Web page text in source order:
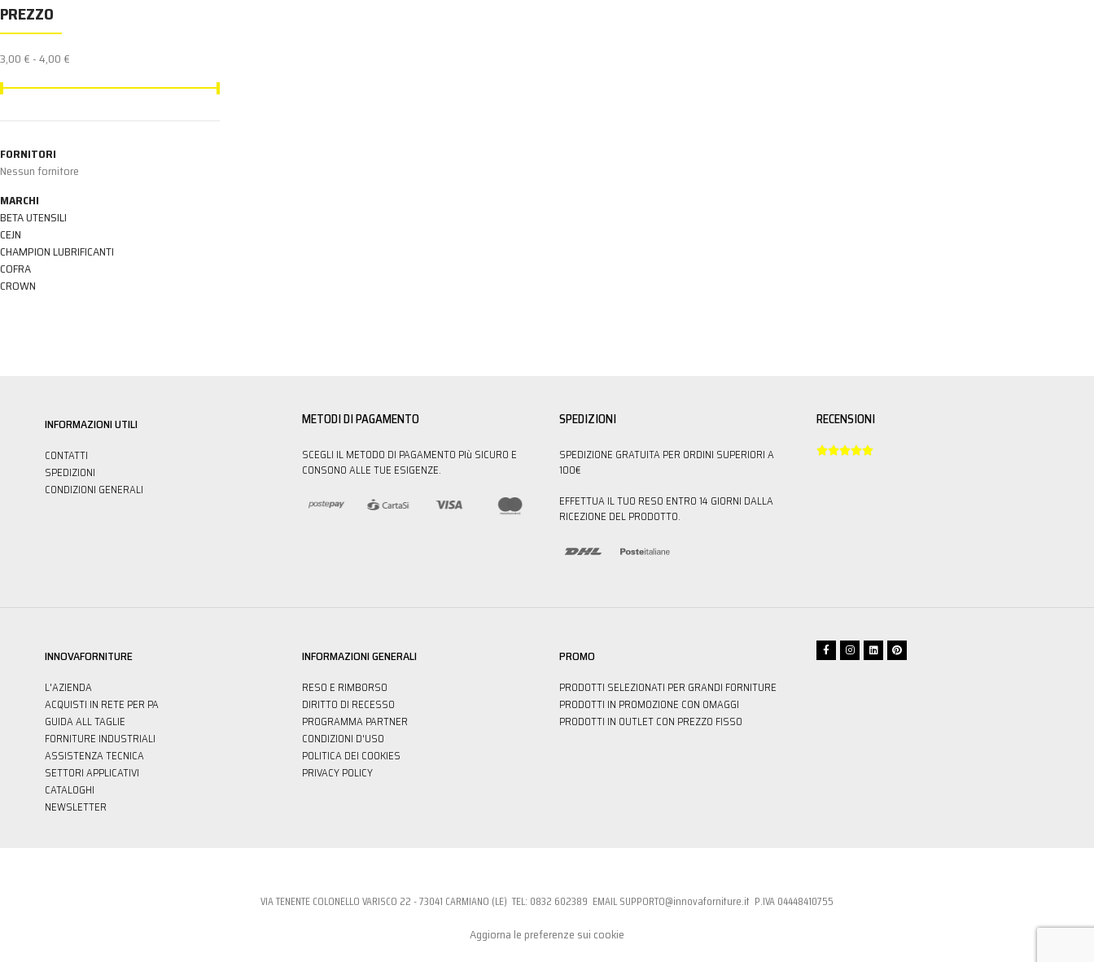
PREZZO
3,00 € - 4,00 €
FORNITORI
Nessun fornitore
MARCHI
BETA UTENSILI
CEJN
CHAMPION LUBRIFICANTI
COFRA
CROWN
INFORMAZIONI UTILI
CONTATTI
SPEDIZIONI
CONDIZIONI GENERALI
METODI DI PAGAMENTO
SCEGLI IL METODO DI PAGAMENTO PIù SICURO E
CONSONO ALLE TUE ESIGENZE.
SPEDIZIONI
SPEDIZIONE GRATUITA PER ORDINI SUPERIORI A
100€
EFFETTUA IL TUO RESO ENTRO 14 GIORNI DALLA
RICEZIONE DEL PRODOTTO.
RECENSIONI

INNOVAFORNITURE
L'AZIENDA
ACQUISTI IN RETE PER PA
GUIDA ALL TAGLIE
FORNITURE INDUSTRIALI
ASSISTENZA TECNICA
SETTORI APPLICATIVI
CATALOGHI
NEWSLETTER
INFORMAZIONI GENERALI
RESO E RIMBORSO
DIRITTO DI RECESSO
PROGRAMMA PARTNER
CONDIZIONI D'USO
POLITICA DEI COOKIES
PRIVACY POLICY
PROMO
PRODOTTI SELEZIONATI PER GRANDI FORNITURE
PRODOTTI IN PROMOZIONE CON OMAGGI
PRODOTTI IN OUTLET CON PREZZO FISSO
VIA TENENTE COLONELLO VARISCO 22 - 73041 CARMIANO (LE) TEL: 0832 602389 EMAILSUPPORTO@innovaforniture.it P.IVA 04448410755
Aggiorna le preferenze sui cookie